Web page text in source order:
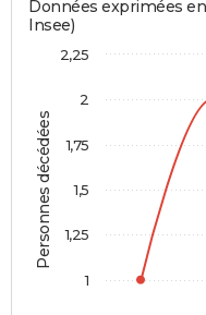
Personnes décédées
Données exprimées
Insee)
1
1,25
1,5
1,75
2
2,25